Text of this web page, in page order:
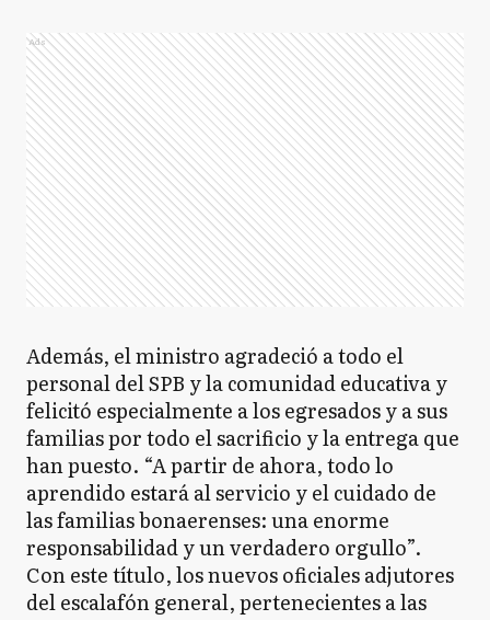
Ads
Además, el ministro agradeció a todo el
personal del SPB y la comunidad educativa y
felicitó especialmente a los egresados y a sus
familias por todo el sacrificio y la entrega que
han puesto. “A partir de ahora, todo lo
aprendido estará al servicio y el cuidado de
las familias bonaerenses: una enorme
responsabilidad y un verdadero orgullo”.
Con este título, los nuevos oficiales adjutores
del escalafón general, pertenecientes a las